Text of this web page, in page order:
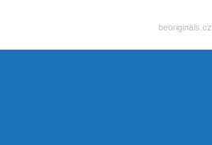
beoriginals.cz